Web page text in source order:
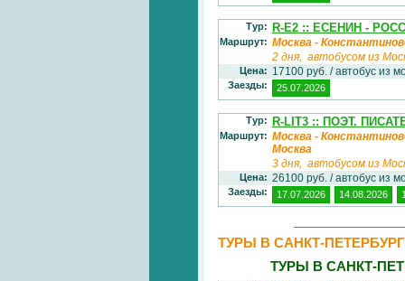
Тур: R-E2 :: ЕСЕНИН -
Маршрут: Москва -
2 дня, автобусом из
Цена: 17100 руб. / автобус из
Заезды: 25.07.2026
Тур: R-LIT3 :: ПОЭТ.
Маршрут: Москва -
Москва
3 дня, автобусом из
Цена: 26100 руб. / автобус из
Заезды: 17.07.2026 14.08.2026
ТУРЫ В САНКТ-ПЕТЕРБУРГ
ТУРЫ В САНКТ-